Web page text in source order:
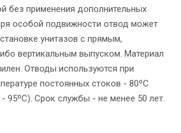
без применения дополнительных
особой подвижности отвод может
унитазов с прямым,
вертикальным выпуском. Материал
Отводы используются при
постоянных стоков - 80ºС
95ºС). Срок службы - не менее 50 лет.